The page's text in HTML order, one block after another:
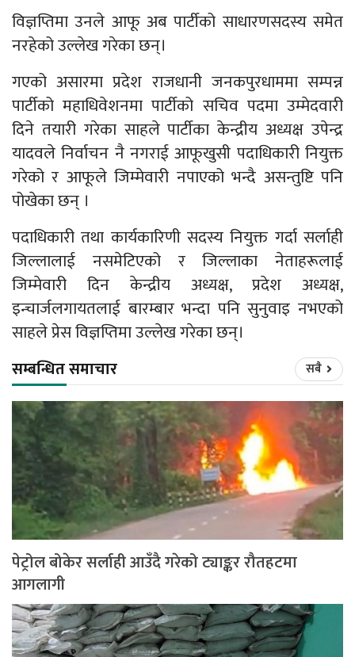
विज्ञप्तिमा उनले आफू अब पार्टीको साधारणसदस्य समेत
नरहेको उल्लेख गरेका छन्।
गएको असारमा प्रदेश राजधानी जनकपुरधाममा सम्पन्न
पार्टीको महाधिवेशनमा पार्टीको सचिव पदमा उम्मेदवारी
दिने तयारी गरेका साहले पार्टीका केन्द्रीय अध्यक्ष उपेन्द्र
यादवले निर्वाचन नै नगराई आफूखुसी पदाधिकारी नियुक्त
गरेको र आफूले जिम्मेवारी नपाएको भन्दै असन्तुष्टि पनि
पोखेका छन् ।
पदाधिकारी तथा कार्यकारिणी सदस्य नियुक्त गर्दा सर्लाही
जिल्लालाई नसमेटिएको र जिल्लाका नेताहरूलाई
जिम्मेवारी दिन केन्द्रीय अध्यक्ष, प्रदेश अध्यक्ष,
इन्चार्जलगायतलाई बारम्बार भन्दा पनि सुनुवाइ नभएको
साहले प्रेस विज्ञप्तिमा उल्लेख गरेका छन्।
सम्बन्धित समाचार सबै
पेट्रोल बोकेर सर्लाही आउँदै गरेको ट्याङ्कर रौतहटमा
आगलागी